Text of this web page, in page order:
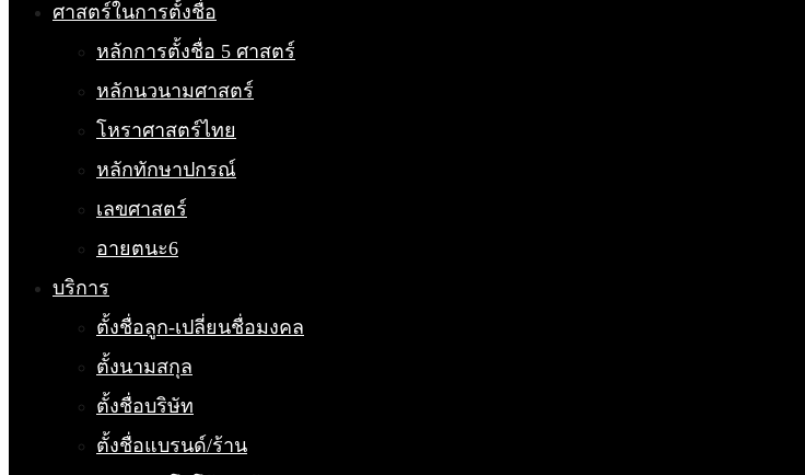
ศาสตร์ในการตั้งชื่อ
หลักการตั้งชื่อ 5 ศาสตร์
หลักนวนามศาสตร์
โหราศาสตร์ไทย
หลักทักษาปกรณ์
เลขศาสตร์
อายตนะ6
บริการ
ตั้งชื่อลูก-เปลี่ยนชื่อมงคล
ตั้งนามสกุล
ตั้งชื่อบริษัท
ตั้งชื่อแบรนด์/ร้าน